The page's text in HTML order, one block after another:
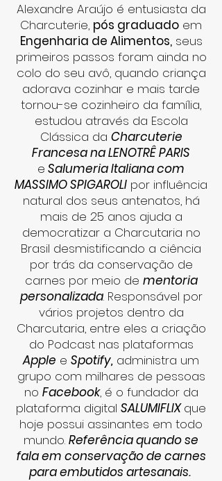
Alexandre Araújo é entusiasta da
Charcuterie, pós graduado em
Engenharia de Alimentos,seus
primeiros passos foram ainda no
colo do seu avô, quando criança
adorava cozinhar e mais tarde
tornou-se cozinheiro da família,
estudou através da Escola
Clássica da Charcuterie
Francesa na LENOTRÊ PARIS
e Salumeria Italiana com
MASSIMO SPIGAROLI por influência
natural dos seus antenatos, há
mais de 25 anos ajuda a
democratizar a Charcutaria no
Brasil desmistificando a ciência
por trás da conservação de
carnes por meio de mentoria
personalizada. Responsável por
vários projetos dentro da
Charcutaria, entre eles a criação
do Podcast nas plataformas
Apple e Spotify, administra um
grupo com milhares de pessoas
no Facebook, é o fundador da
plataforma digital SALUMIFLIXque
hoje possui assinantes em todo
mundo. Referência quando se
fala em conservação de carnes
para embutidos artesanais.